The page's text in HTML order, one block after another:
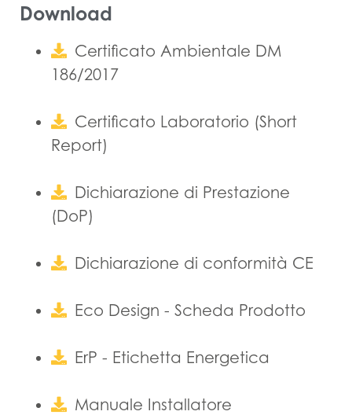
Download
Certificato Ambientale DM
186/2017
Certificato Laboratorio (Short
Report)
Dichiarazione di Prestazione
(DoP)
Dichiarazione di conformità CE
Eco Design - Scheda Prodotto
ErP - Etichetta Energetica
Manuale Installatore